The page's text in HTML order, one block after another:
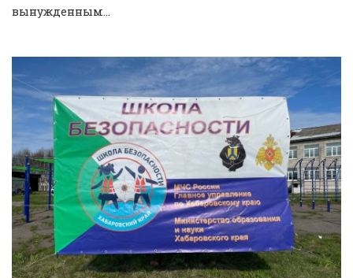
вынужденным...